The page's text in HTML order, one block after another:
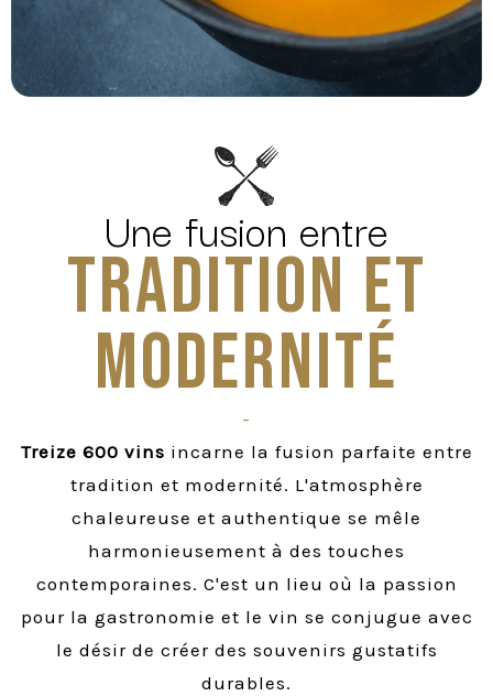
Une fusion entre
TRADITION ET
MODERNITÉ
-
Treize 600 vins incarne la fusion parfaite entre
tradition et modernité. L'atmosphère
chaleureuse et authentique se mêle
harmonieusement à des touches
contemporaines. C'est un lieu où la passion
pour la gastronomie et le vin se conjugue avec
le désir de créer des souvenirs gustatifs
durables.